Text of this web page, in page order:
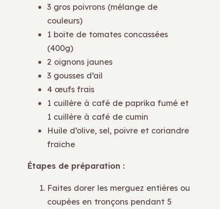
3 gros poivrons (mélange de
couleurs)
1 boîte de tomates concassées
(400g)
2 oignons jaunes
3 gousses d’ail
4 œufs frais
1 cuillère à café de paprika fumé et
1 cuillère à café de cumin
Huile d’olive, sel, poivre et coriandre
fraîche
Étapes de préparation :
Faites dorer les merguez entières ou
coupées en tronçons pendant 5